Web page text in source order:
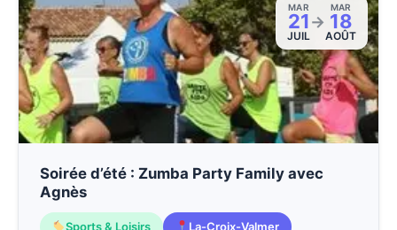
MAR
21
JUIL
→
MAR
18
AOÛT
Soirée d’été : Zumba Party Family avec
Agnès
Sports & Loisirs La-Croix-Valmer